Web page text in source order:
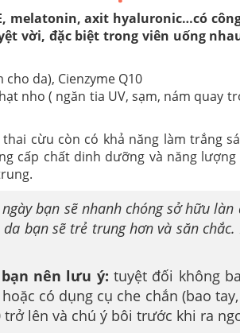
axit hyaluronic…có
vời, đặc biệt trong viên uống
da), Cienzyme Q10
nho ( ngăn tia UV, sạm, nám quay
cừu còn có khả năng làm trắng
cấp chất dinh dưỡng và năng
bạn sẽ nhanh chóng sở hữu
bạn sẽ trẻ trung hơn và săn
nên lưu ý: tuyệt đối không
có dụng cụ che chắn (bao
lên và chú ý bôi trước khi ra